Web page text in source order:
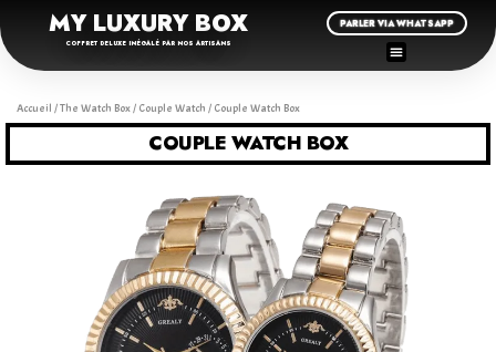
MY LUXURY BOX
COFFRET DELUXE INÉGALÉ PAR NOS ARTISANS
PARLER VIA WHATSAPP
Accueil /The Watch Box/ Couple Watch / Couple Watch Box
COUPLE WATCH BOX